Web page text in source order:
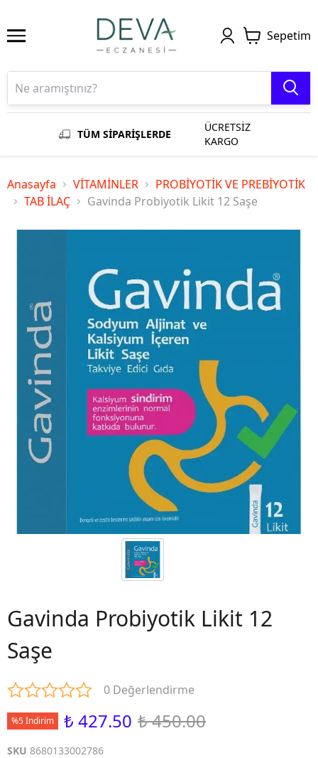
Sepetim
TÜM SİPARİŞLERDE
ÜCRETSİZ
KARGO
Anasayfa VİTAMİNLER
PROBİYOTİK VE PREBİYOTİK
TAB İLAÇ
Gavinda Probiyotik Likit 12 Saşe
Gavinda Probiyotik Likit 12
Saşe
0 Değerlendirme
%5 İndirim ₺ 427.50 ₺ 450.00
SKU 8680133002786